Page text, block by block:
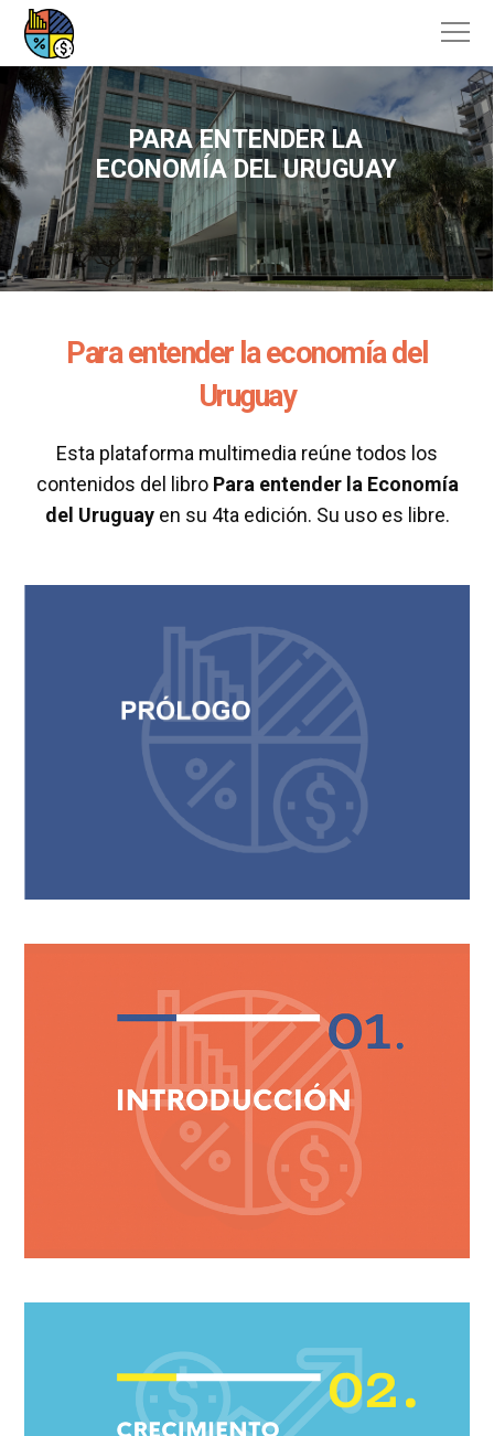
PARA ENTENDER LA
ECONOMÍA DEL URUGUAY
Para entender la economía del
Uruguay
Esta plataforma multimedia reúne todos los
contenidos del libro Para entender la Economía
del Uruguayen su 4ta edición. Su uso es libre.